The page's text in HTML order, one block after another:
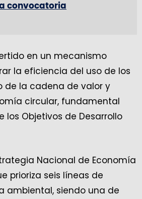
convocatoria
en un mecanismo
la eficiencia del uso de los
de la cadena de valor y
circular, fundamental
los Objetivos de Desarrollo
Nacional de Economía
prioriza seis líneas de
ambiental, siendo una de